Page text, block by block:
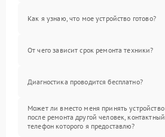
Как я узнаю, что мое устройство готово?
От чего зависит срок ремонта техники?
Диагностика проводится бесплатно?
Может ли вместо меня принять устройство
после ремонта другой человек, контактный
телефон которого я предоставлю?